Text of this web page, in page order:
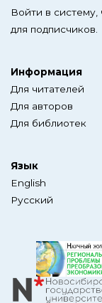
Войти в систему,
для подписчиков.
Информация
Для читателей
Для авторов
Для библиотек
Язык
English
Русский